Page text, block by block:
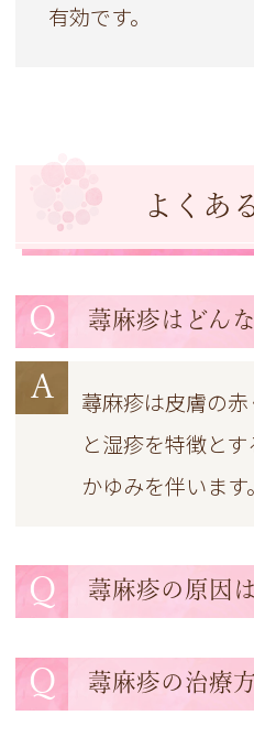
有効です。
よくあ
Q 蕁麻疹はどん
A
蕁麻疹は皮膚の
と湿疹を特徴と
かゆみを伴います。
Q 蕁麻疹の原因
Q 蕁麻疹の治療